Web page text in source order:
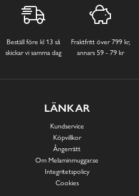
Beställ före kl 13 så
skickar vi samma dag
Fraktfritt över 799 kr,
annars 59 - 79 kr
LÄNKAR
Kundservice
Köpvillkor
Ångerrätt
Om Melaminmuggar.se
Integritetspolicy
Cookies